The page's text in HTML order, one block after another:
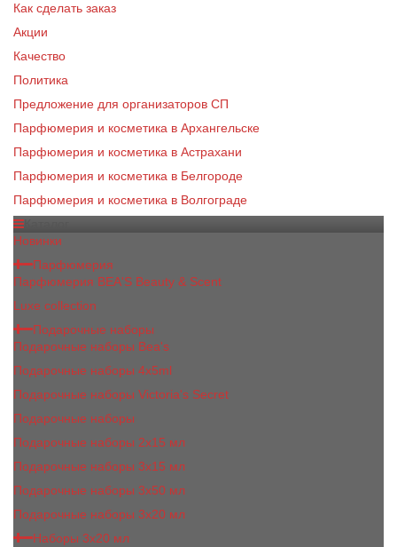
Как сделать заказ
Акции
Качество
Политика
Предложение для организаторов СП
Парфюмерия и косметика в Архангельске
Парфюмерия и косметика в Астрахани
Парфюмерия и косметика в Белгороде
Парфюмерия и косметика в Волгограде
Новинки
Парфюмерия
Парфюмерия BEA'S Beauty & Scent
Luxe collection
Подарочные наборы
Подарочные наборы Bea's
Подарочные наборы 4х5ml
Подарочные наборы Victoria's Secret
Подарочные наборы
Подарочные наборы 2x15 мл
Подарочные наборы 3х15 мл
Подарочные наборы 3x50 мл
Подарочные наборы 3x20 мл
Наборы 3х20 мл